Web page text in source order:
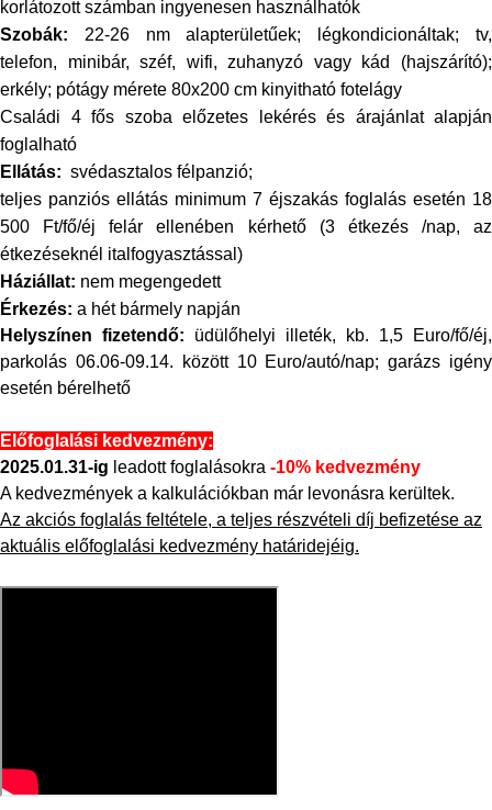
korlátozott számban ingyenesen használhatók
Szobák: 22-26 nm alapterületűek; légkondicionáltak; tv,
telefon, minibár, széf, wifi, zuhanyzó vagy kád (hajszárító);
erkély; pótágy mérete 80x200 cm kinyitható fotelágy
Családi 4 fős szoba előzetes lekérés és árajánlat alapján
foglalható
Ellátás: svédasztalos félpanzió;
teljes panziós ellátás minimum 7 éjszakás foglalás esetén 18
500 Ft/fő/éj felár ellenében kérhető
(3 étkezés /nap, az
étkezéseknél italfogyasztással)
Háziállat: nem megengedett
Érkezés: a hét bármely napján
Helyszínen fizetendő: üdülőhelyi illeték, kb. 1,5 Euro/fő/éj,
parkolás 06.06-09.14. között 10 Euro/autó/nap; garázs igény
esetén bérelhető
Előfoglalási kedvezmény:
2025.01.31-ig leadott foglalásokra -10% kedvezmény
A kedvezmények a kalkulációkban már levonásra kerültek.
Az akciós foglalás feltétele, a teljes részvételi díj befizetése az
aktuális előfoglalási kedvezmény határidejéig.